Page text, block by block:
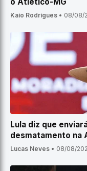
Kaio Rodrigues • 08/08/
Lula diz que
desmatamento na
Lucas Neves • 08/08/